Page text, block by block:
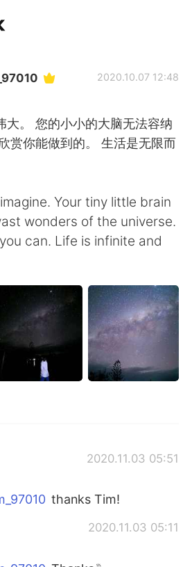
App
繁體中文
العربية
한국어
ไทย
Italiano
2020.10.07 12:48
大。 您的小小的大脑无法容纳
赏你能做到的。 生活是无限而
Your tiny little brain
wonders of the universe.
can. Life is infinite and
2020.11.03 05:51
thanks Tim!
2020.11.03 05:11